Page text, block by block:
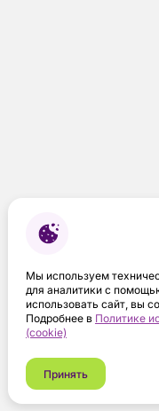
Мы используем
для аналитики с
использовать сайт, вы
Подробнее в Политике
(cookie)
Принять